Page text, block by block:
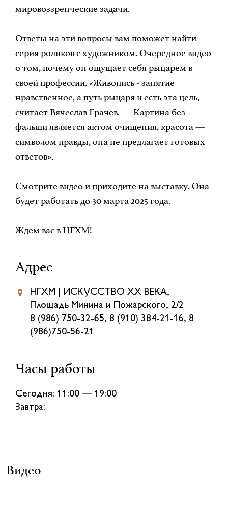
мировоззренческие задачи.
Ответы на эти вопросы вам поможет найти
серия роликов с художником. Очередное видео
о том, почему он ощущает себя рыцарем в
своей профессии. «Живопись - занятие
нравственное, а путь рыцаря и есть эта цель, —
считает Вячеслав Грачев. — Картина без
фальши является актом очищения, красота —
символом правды, она не предлагает готовых
ответов».
Смотрите видео и приходите на выставку. Она
будет работать до 30 марта 2025 года.
Ждем вас в НГХМ!
Адрес
НГХМ | ИСКУССТВО XX ВЕКА,
Площадь Минина и Пожарского, 2/2
8 (986) 750-32-65, 8 (910) 384-21-16, 8
(986)750-56-21
Часы работы
Сегодня: 11:00 — 19:00
Завтра:
Видео